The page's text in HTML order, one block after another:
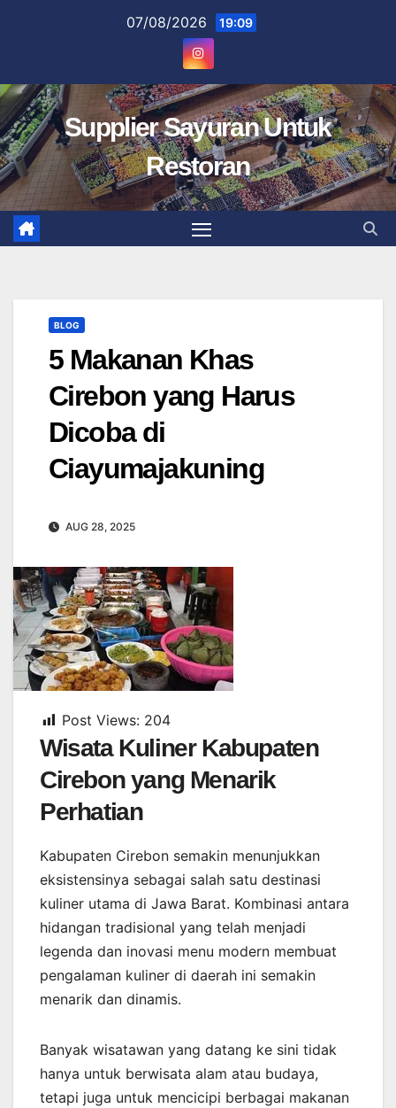
07/08/2026 19:09
Supplier Sayuran Untuk
Restoran
BLOG
5 Makanan Khas
Cirebon yang Harus
Dicoba di
Ciayumajakuning
AUG 28, 2025
Post Views: 204
Wisata Kuliner Kabupaten
Cirebon yang Menarik
Perhatian
Kabupaten Cirebon semakin menunjukkan
eksistensinya sebagai salah satu destinasi
kuliner utama di Jawa Barat. Kombinasi antara
hidangan tradisional yang telah menjadi
legenda dan inovasi menu modern membuat
pengalaman kuliner di daerah ini semakin
menarik dan dinamis.
Banyak wisatawan yang datang ke sini tidak
hanya untuk berwisata alam atau budaya,
tetapi juga untuk mencicipi berbagai makanan